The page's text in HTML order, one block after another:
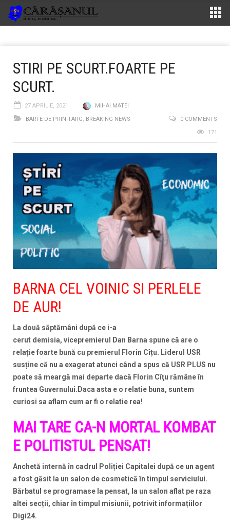
STIRI PE SCURT.FOARTE PE
SCURT.
27 APRILIE, 2021
MIHAI MATEI
BARFE DE PRIN TARG, BREAKING NEWS
0 COMMENTS
171
BARNA CEL VOINIC SI PERLELE
DE AUR!
La două săptămâni după ce i-a
cerut demisia, vicepremierul Dan Barna spune că are o
relație foarte bună cu premierul Florin Cîțu. Liderul USR
susține că nu a exagerat atunci când a spus că USR PLUS nu
poate să meargă mai departe dacă Florin Cîţu rămâne în
fruntea Guvernului.Daca asta e o relatie buna, suntem
curiosi sa aflam cum ar fi o relatie rea!
MAI TARE CA-N MORTAL KOMBAT
E POLITISTUL PENSAT!
Anchetă internă în cadrul Poliției Capitalei după ce un agent
a fost găsit la un salon de cosmetică în timpul serviciului.
Bărbatul se programase la pensat, la un salon aflat pe raza
altei secții, chiar în timpul misiunii, potrivit informațiilor
Digi24.